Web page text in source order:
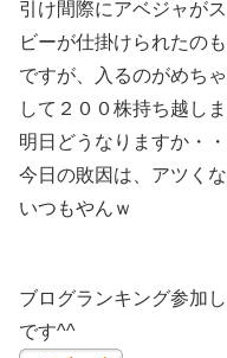
引け間際にアベジャが
ビーが仕掛けられたの
ですが、入るのがめち
して２００株持ち越し
明日どうなりますか・・
今日の敗因は、アツく
いつもやんｗ
ブログランキング参加
です^^